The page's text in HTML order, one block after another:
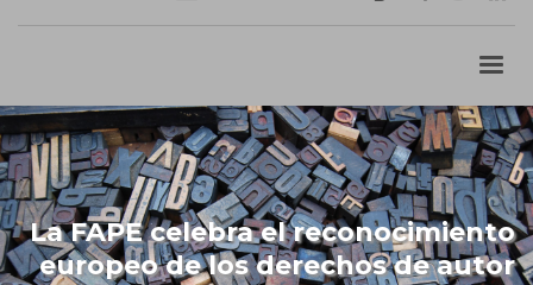
La FAPE celebra el reconocimiento
europeo de los derechos de autor